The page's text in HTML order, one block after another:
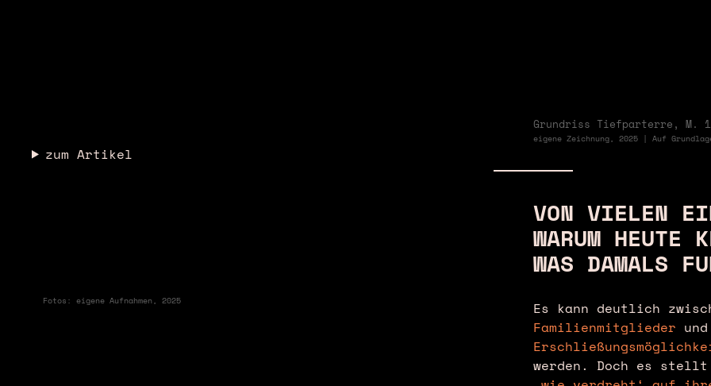
Grundriss Tiefparterre, M.
eigene Zeichnung, 2025 | Auf
zum Artikel
Fotos: eigene Aufnahmen, 2025
VON VIELEN
WARUM HEUTE
WAS DAMALS
Es kann deutlich
Familienmitglieder
werden. Doch es